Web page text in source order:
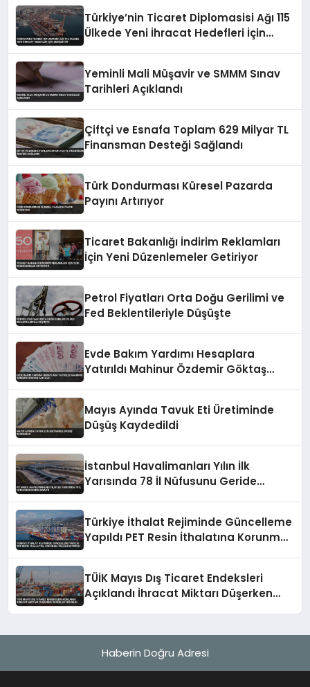
Türkiye’nin Ticaret Diplomasisi Ağı 115
Ülkede Yeni İhracat Hedefleri İçin
Yeminli Mali Müşavir ve SMMM Sınav
Tarihleri Açıklandı
Çiftçi ve Esnafa Toplam 629 Milyar TL
Finansman Desteği Sağlandı
Türk Dondurması Küresel Pazarda
Payını Artırıyor
Ticaret Bakanlığı İndirim Reklamları
İçin Yeni Düzenlemeler Getiriyor
Petrol Fiyatları Orta Doğu Gerilimi ve
Fed Beklentileriyle Düşüşte
Evde Bakım Yardımı Hesaplara
Yatırıldı Mahinur Özdemir Göktaş
Mayıs Ayında Tavuk Eti Üretiminde
Düşüş Kaydedildi
İstanbul Havalimanları Yılın İlk
Yarısında 78 İl Nüfusunu Geride
Türkiye İthalat Rejiminde Güncelleme
Yapıldı PET Resin İthalatına Korunma
TÜİK Mayıs Dış Ticaret Endeksleri
Açıklandı İhracat Miktarı Düşerken
Haberin Doğru Adresi